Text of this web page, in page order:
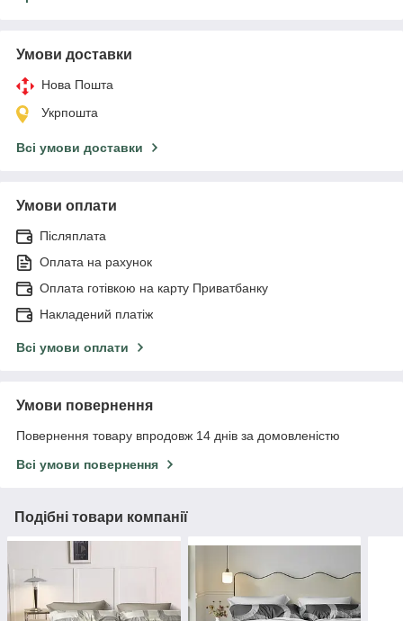
Умови доставки
Нова Пошта
Укрпошта
Всі умови доставки
Умови оплати
Післяплата
Оплата на рахунок
Оплата готівкою на карту Приватбанку
Накладений платіж
Всі умови оплати
Умови повернення
Повернення товару впродовж 14 днів за домовленістю
Всі умови повернення
Подібні товари компанії